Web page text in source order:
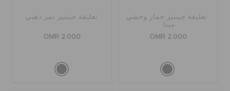
تعليقة جيبتيز حمار وحشي
مينا
OMR 2.000
تعليقة جيبتيز نمر ذهبي
OMR 2.000